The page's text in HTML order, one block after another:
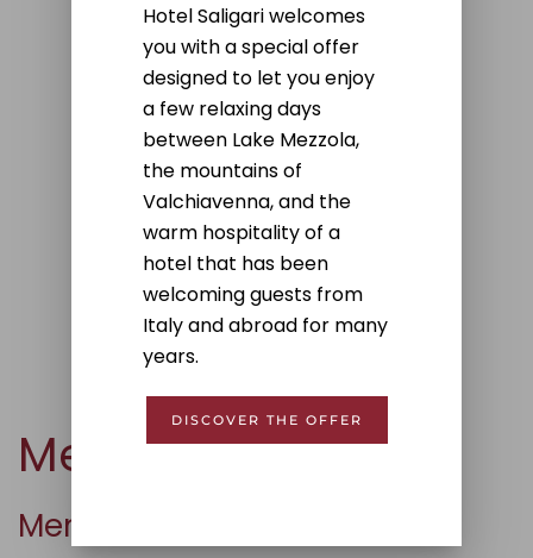
Menü der Region
Menu Valtellina**
Hotel Saligari welcomes
you with a special offer
designed to let you enjoy
a few relaxing days
between Lake Mezzola,
the mountains of
Valchiavenna, and the
warm hospitality of a
hotel that has been
welcoming guests from
Italy and abroad for many
years.
DISCOVER THE OFFER